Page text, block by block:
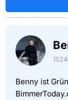
Benny ist